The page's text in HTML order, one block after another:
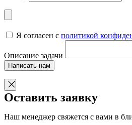
Я согласен с политикой
Описание задачи
Написать нам
Оставить заявку
Наш менеджер свяжется с вами в